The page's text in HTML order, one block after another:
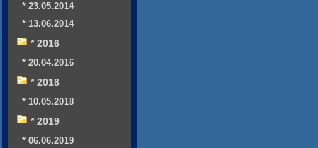
* 23.05.2014
* 13.06.2014
* 2016
* 20.04.2016
* 2018
* 10.05.2018
* 2019
* 06.06.2019